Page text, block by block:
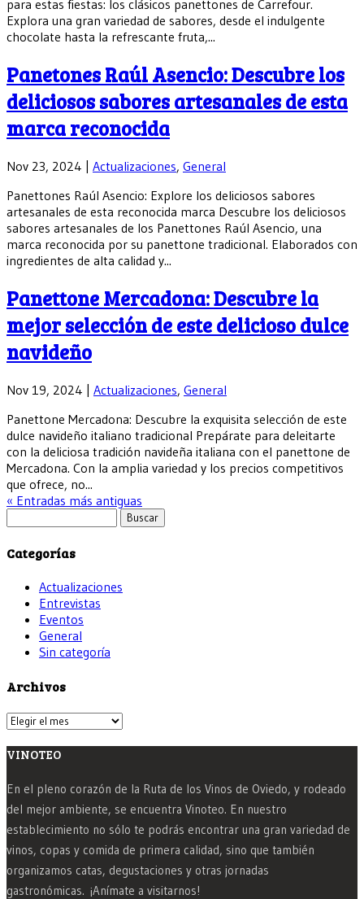
para estas fiestas: los clásicos panettones de Carrefour.
Explora una gran variedad de sabores, desde el indulgente
chocolate hasta la refrescante fruta,...
Panetones Raúl Asencio: Descubre los
deliciosos sabores artesanales de esta
marca reconocida
Nov 23, 2024 Actualizaciones, General
Panettones Raúl Asencio: Explore los deliciosos sabores
artesanales de esta reconocida marca Descubre los deliciosos
sabores artesanales de los Panettones Raúl Asencio, una
marca reconocida por su panettone tradicional. Elaborados con
ingredientes de alta calidad y...
Panettone Mercadona: Descubre la
mejor selección de este delicioso dulce
navideño
Nov 19, 2024 | Actualizaciones, General
Panettone Mercadona: Descubre la exquisita selección de este
dulce navideño italiano tradicional Prepárate para deleitarte
con la deliciosa tradición navideña italiana con el panettone de
Mercadona. Con la amplia variedad y los precios competitivos
que ofrece, no...
« Entradas más antiguas
Categorías
Actualizaciones
Entrevistas
Eventos
General
Sin categoría
Archivos
Archivos
VINOTEO
En el pleno corazón de la Ruta de los Vinos de Oviedo, y rodeado
del mejor ambiente, se encuentra Vinoteo. En nuestro
establecimiento no sólo te podrás encontrar una gran variedad de
vinos, copas y comida de primera calidad, sino que también
organizamos catas, degustaciones y otras jornadas
gastronómicas. ¡Anímate a visitarnos!